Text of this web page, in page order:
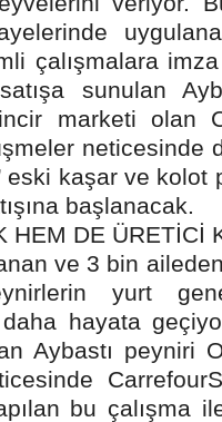
çalışmalara
sunulan
marketi olan
neticesinde
eski kaşar ve
başlanacak.
HEM DE ÜRETİCİ
ve 3 bin
yurt
hayata
Aybastı peyniri
bu çalışma